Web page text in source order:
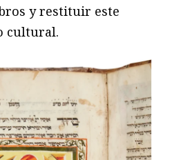
y restituir este
cultural.